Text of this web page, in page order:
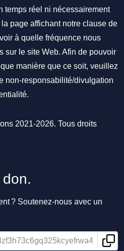
temps réel ni nécessairement
page affichant notre clause de
à quelle fréquence nous
sur le site Web. Afin de pouvoir
manière que ce soit, veuillez
non-responsabilité/divulgation
.
2021-2026. Tous droits
? Soutenez-nous avec un